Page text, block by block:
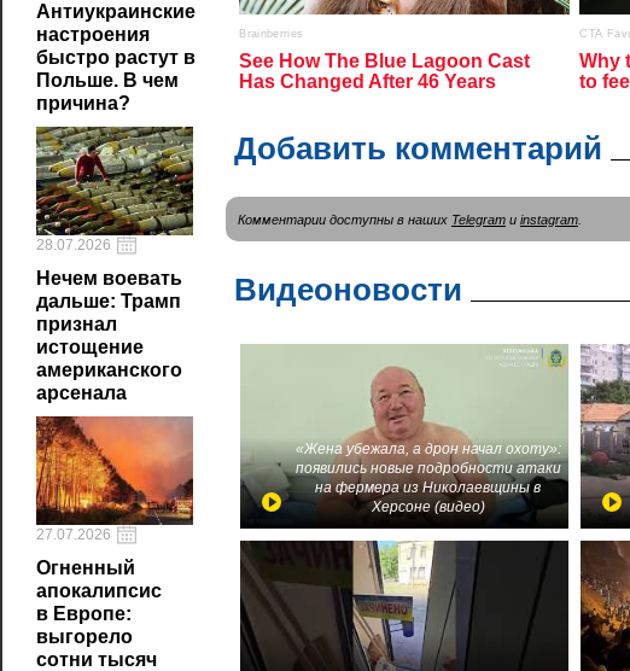
Антиукраинские
настроения
быстро растут в
Польше. В чем
причина?
28.07.2026
Нечем воевать
дальше: Трамп
признал
истощение
американского
арсенала
27.07.2026
Огненный
апокалипсис
в Европе:
выгорело
сотни тысяч
Добавить комментарий
Комментарии доступны в наших Telegram и instagram
Видеоновости
«Жена убежала, а дрон начал охоту»:
появились новые подробности атаки
на фермера из Николаевщины в
Херсоне (видео)